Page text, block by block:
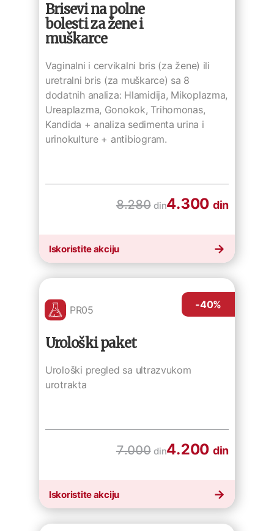
Brisevi na polne
bolesti za žene i
muškarce
Vaginalni i cervikalni bris (za žene) ili
uretralni bris (za muškarce) sa 8
dodatnih analiza: Hlamidija, Mikoplazma,
Ureaplazma, Gonokok, Trihomonas,
Kandida + analiza sedimenta urina i
urinokulture + antibiogram.
8.280 din4.300 din
Iskoristite akciju
PR05
Urološki paket
Urološki pregled sa ultrazvukom
urotrakta
-40%
7.000 din4.200 din
Iskoristite akciju